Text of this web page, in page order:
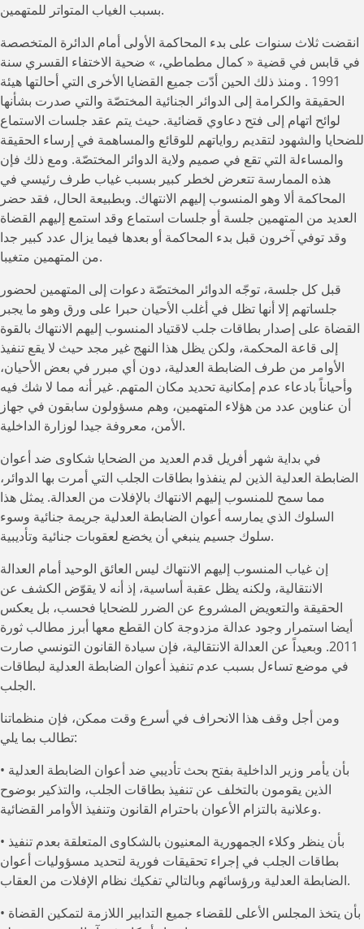
بسبب الغياب المتواتر للمتهمين.
انقضت ثلاث سنوات على بدء المحاكمة الأولى أمام الدائرة المتخصصة
في قابس في قضية « كمال مطماطي، » ضحية الاختفاء القسري سنة
1991 . ومنذ ذلك الحين أدّت جميع القضايا الأخرى التي أحالتها هيئة
الحقيقة والكرامة إلى الدوائر الجنائية المختصّة والتي صدرت بشأنها
لوائح اتهام إلى فتح دعاوي قضائية. حيث يتم عقد جلسات الاستماع
للضحايا والشهود لتقديم رواياتهم للوقائع والمساهمة في إرساء الحقيقة
والمساءلة التي تقع في صميم ولاية الدوائر المختصّة. ومع ذلك فإن
هذه الممارسة تتعرض لخطر كبير بسبب غياب طرف رئيسي في
المحاكمة ألا وهو المنسوب إليهم الانتهاك. وبطبيعة الحال، فقد حضر
العديد من المتهمين جلسة أو جلسات استماع وقد استمع إليهم القضاة
وقد توفي آخرون قبل بدء المحاكمة أو بعدها فيما يزال عدد كبير جدا
من المتهمين متغيبا.
قبل كل جلسة، توجّه الدوائر المختصّة دعوات إلى المتهمين لحضور
جلساتهم إلا أنها تظل في أغلب الأحيان حبرا على ورق وهو ما يجبر
القضاة على إصدار بطاقات جلب لاقتياد المنسوب إليهم الانتهاك بالقوة
إلى قاعة المحكمة، ولكن يظل هذا النهج غير مجد حيث لا يقع تنفيذ
الأوامر من طرف الضابطة العدلية، دون أي مبرر في بعض الأحيان،
وأحياناً بادعاء عدم إمكانية تحديد مكان المتهم. غير أنه مما لا شك فيه
أن عناوين عدد من هؤلاء المتهمين، وهم مسؤولون سابقون في جهاز
الأمن، معروفة جيدا لوزارة الداخلية.
في بداية شهر أفريل قدم العديد من الضحايا شكاوى ضد أعوان
الضابطة العدلية الذين لم ينفذوا بطاقات الجلب التي أمرت بها الدوائر،
مما سمح للمنسوب إليهم الانتهاك بالإفلات من العدالة. يمثل هذا
السلوك الذي يمارسه أعوان الضابطة العدلية جريمة جنائية وسوء
سلوك جسيم ينبغي أن يخضع لعقوبات جنائية وتأديبية.
إن غياب المنسوب إليهم الانتهاك ليس العائق الوحيد أمام العدالة
الانتقالية، ولكنه يظل عقبة أساسية، إذ أنه لا يقوّض الكشف عن
الحقيقة والتعويض المشروع عن الضرر للضحايا فحسب، بل يعكس
أيضا استمرار وجود عدالة مزدوجة كان القطع معها أبرز مطالب ثورة
2011. وبعيداً عن العدالة الانتقالية، فإن سيادة القانون التونسي صارت
في موضع تساءل بسبب عدم تنفيذ أعوان الضابطة العدلية لبطاقات
الجلب.
ومن أجل وقف هذا الانحراف في أسرع وقت ممكن، فإن منظماتنا
تطالب بما يلي:
• بأن يأمر وزير الداخلية بفتح بحث تأديبي ضد أعوان الضابطة العدلية
الذين يقومون بالتخلف عن تنفيذ بطاقات الجلب، والتذكير بوضوح
وعلانية بالتزام الأعوان باحترام القانون وتنفيذ الأوامر القضائية.
• بأن ينظر وكلاء الجمهورية المعنيون بالشكاوى المتعلقة بعدم تنفيذ
بطاقات الجلب في إجراء تحقيقات فورية لتحديد مسؤوليات أعوان
الضابطة العدلية ورؤسائهم وبالتالي تفكيك نظام الإفلات من العقاب.
• بأن يتخذ المجلس الأعلى للقضاء جميع التدابير اللازمة لتمكين القضاة